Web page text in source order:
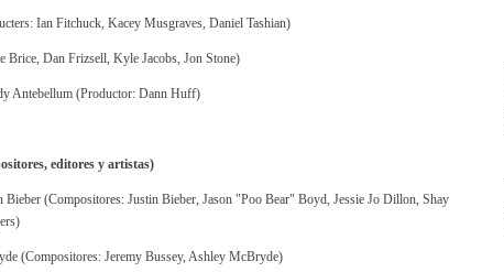
Ian Fitchuck, Kacey Musgraves, Daniel Tashian)
Brice, Dan Frizsell, Kyle Jacobs, Jon Stone)
Antebellum (Productor: Dann Huff)
editores y artistas)
(Compositores: Justin Bieber, Jason "Poo Bear" Boyd, Jessie Jo Dillon, Shay
(Compositores: Jeremy Bussey, Ashley McBryde)